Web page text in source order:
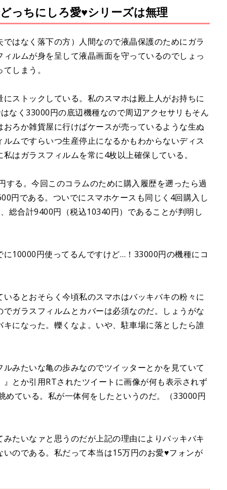
っちにしろ愛♥シリーズは無理
はなく落下の方）人間なので液晶保護のためにガラ
ルムが身を呈して液晶画面を守っているのでしょっ
しまう。
ストックしている。私のスマホは殿上人がお持ちに
なく33000円の底辺機種なので周辺アクセサリもそん
ろか雑貨屋に行けばケースが売っているような生ぬ
ムですらいつ生産停止になるかもわからないディス
はガラスフィルムを常に4枚以上確保している。
る。今回このコラムのために購入履歴を遡ったら過
円である。ついでにスマホケースも同じく4回購入し
総合計9400円（税込10340円）であることが判明し
10000円使ってるんですけど…！33000円の機種にコ
るとおそらく今頃私のスマホはバッキバキの粉々に
ガラスフィルムとカバーは必須なのだ。しょうがな
になった。轢くなよ。いや、駐車場に落としたら誰
みたいな亀の歩みなのでツイッターとかを見ていて
とか引用RTされたツイートに画像が何も表示されず
ている。私が一体何をしたというのだ。（33000円
たいなァと思うのだが上記の理由によりバッキバキ
のである。私だって本当は15万円のお愛♥フォンが